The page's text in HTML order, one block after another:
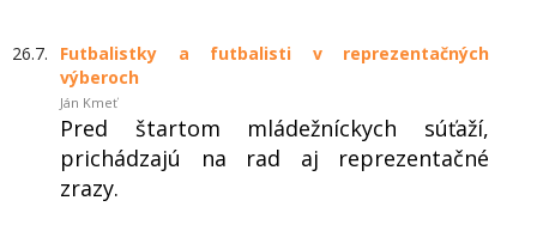
26.7.
Futbalistky a futbalisti v reprezentačných
výberoch
Ján Kmeť
Pred štartom mládežníckych súťaží,
prichádzajú na rad aj reprezentačné
zrazy.